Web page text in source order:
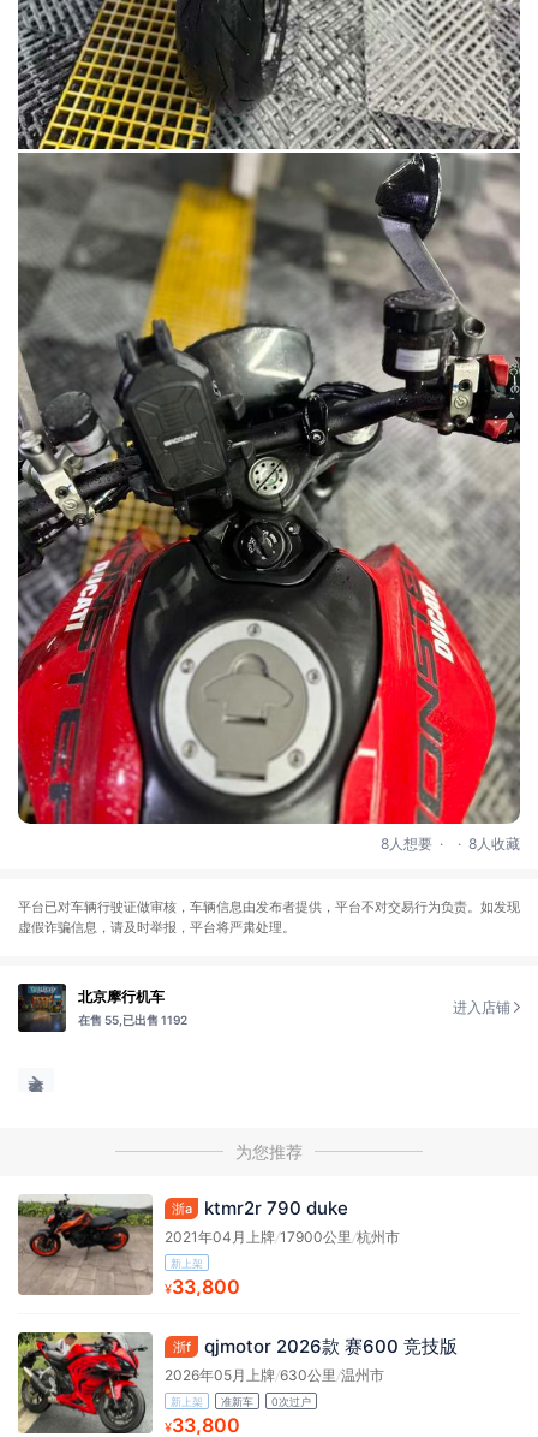
8人想要 . . 8人收藏
平台已对车辆行驶证做审核，车辆信息由发布者提供，平台不对交易行为负责。如发现
虚假诈骗信息，请及时举报，平台将严肃处理。
北京摩行机车
在售 55, 已出售 1192
进入店铺
为您推荐
浙a ktmr2r 790 duke
2021年04月上牌/17900公里 /杭州市
新上架
¥33,800
浙f qjmotor 2026款 赛600 竞技版
2026年05月上牌/630公里 /温州市
新上架 准新车 0次过户
¥33,800